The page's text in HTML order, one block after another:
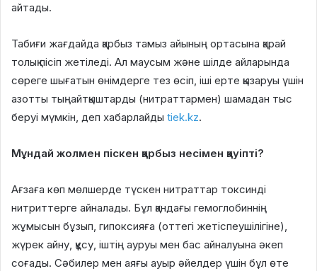
айтады.
Табиғи жағдайда қарбыз тамыз айының ортасына қарай
толық пісіп жетіледі. Ал маусым және шілде айларында
сөреге шығатын өнімдерге тез өсіп, іші ерте қызаруы үшін
азотты тыңайтқыштарды (нитраттармен) шамадан тыс
беруі мүмкін, деп хабарлайды tiek.kz.
Мұндай жолмен піскен қарбыз несімен қауіпті?
Ағзаға көп мөлшерде түскен нитраттар токсинді
нитриттерге айналады. Бұл қандағы гемоглобиннің
жұмысын бұзып, гипоксияға (оттегі жетіспеушілігіне),
жүрек айну, құсу, іштің ауруы мен бас айналуына әкеп
соғады. Сәбилер мен аяғы ауыр әйелдер үшін бұл өте